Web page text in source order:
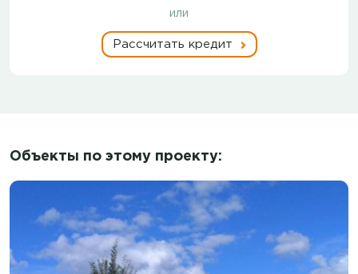
или
Рассчитать кредит
Объекты по этому проекту: